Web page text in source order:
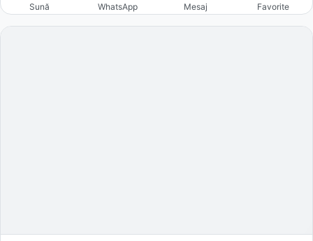
Sună WhatsApp Mesaj Favorite